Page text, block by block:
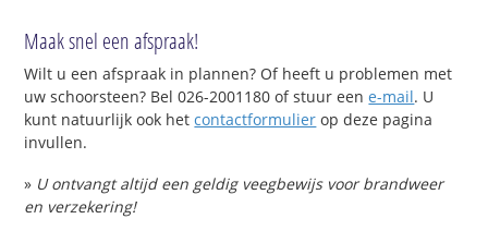
Maak snel een afspraak!
Wilt u een afspraak in plannen? Of heeft u problemen met
uw schoorsteen? Bel 026-2001180 of stuur eene-mail. U
kunt natuurlijk ook hetcontactformulier op deze pagina
invullen.
» U ontvangt altijd een geldig veegbewijs voor brandweer
en verzekering!